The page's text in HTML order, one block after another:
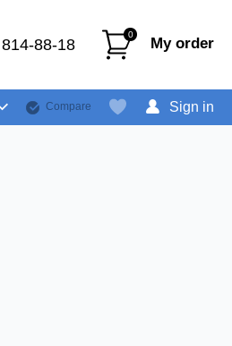
88-18
0 My order
Compare Sign in